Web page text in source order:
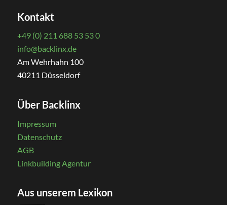
Kontakt
+49 (0) 211 688 53 53 0
info@backlinx.de
Am Wehrhahn 100
40211 Düsseldorf
Über Backlinx
Impressum
Datenschutz
AGB
Linkbuilding Agentur
Aus unserem Lexikon